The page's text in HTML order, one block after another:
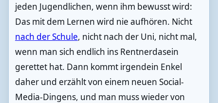
jeden Jugendlichen, wenn ihm bewusst wird:
Das mit dem Lernen wird nie aufhören. Nicht
nach der Schule, nicht nach der Uni, nicht mal,
wenn man sich endlich ins Rentnerdasein
gerettet hat. Dann kommt irgendein Enkel
daher und erzählt von einem neuen Social-
Media-Dingens, und man muss wieder von